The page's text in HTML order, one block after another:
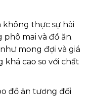
không thực sự hài
mai và đồ ăn.
mong đợi và giá
khá cao so với chất
đồ ăn tương đối